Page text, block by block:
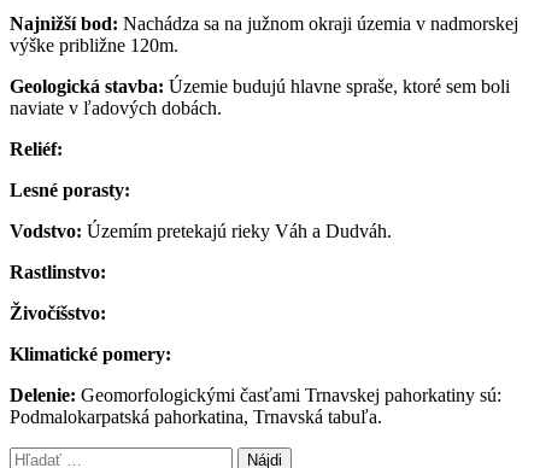
Najnižší bod: Nachádza sa na južnom okraji územia v nadmorskej
výške približne 120m.
Geologická stavba: Územie budujú hlavne spraše, ktoré sem boli
naviate v ľadových dobách.
Reliéf:
Lesné porasty:
Vodstvo: Územím pretekajú rieky Váh a Dudváh.
Rastlinstvo:
Živočíšstvo:
Klimatické pomery:
Delenie: Geomorfologickými časťami Trnavskej pahorkatiny sú:
Podmalokarpatská pahorkatina, Trnavská tabuľa.
Hľadať: